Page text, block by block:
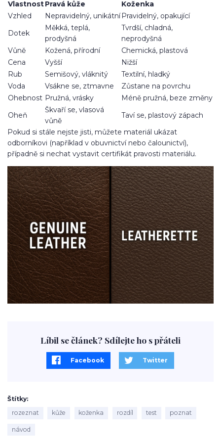
VlastnostPravá kůže
Koženka
Vzhled
Nepravidelný, unikátní Pravidelný, opakující
Dotek
Měkká, teplá,
prodyšná
Tvrdší, chladná,
neprodyšná
Vůně
Kožená, přírodní
Chemická, plastová
Cena
Vyšší
Nižší
Rub
Semišový, vláknitý
Textilní, hladký
Voda
Vsákne se, ztmavne
Zůstane na povrchu
Ohebnost Pružná, vrásky
Méně pružná, beze změny
Oheň
Škvaří se, vlasová
vůně
Taví se, plastový zápach
Pokud si stále nejste jisti, můžete materiál ukázat
odborníkovi (například v obuvnictví nebo čalounictví),
případně si nechat vystavit certifikát pravosti materiálu.
Líbil se článek? Sdílejte ho s přáteli
Facebook Twitter
Štítky
rozeznat
kůže koženka rozdíl test poznat
návod